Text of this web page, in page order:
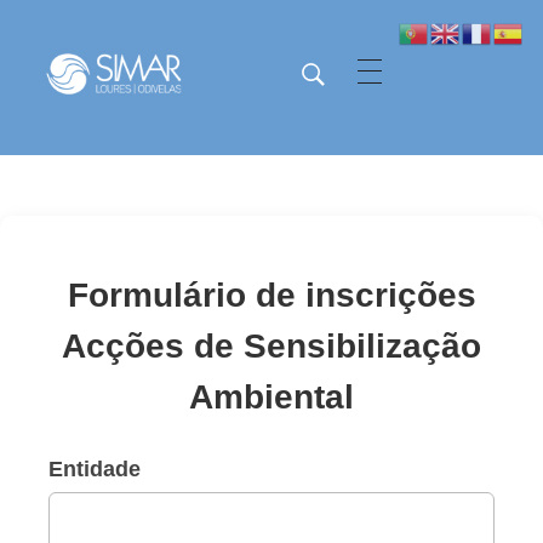
Formulário de inscrições
Acções de Sensibilização
Ambiental
Entidade